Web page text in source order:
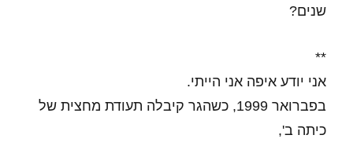
שנים?
**
אני יודע איפה אני הייתי.
בפברואר 1999, כשהגר קיבלה תעודת מחצית של
כיתה ב',